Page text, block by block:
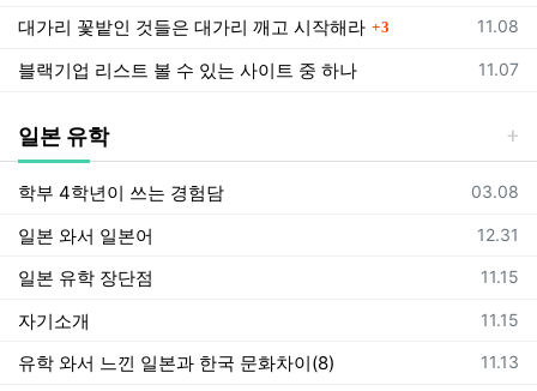
등록일
11.08
대가리 꽃밭인 것들은 대가리 깨고 시작해라 3
등록일
11.07
블랙기업 리스트 볼 수 있는 사이트 중 하나
일본 유학
등록일
03.08
학부 4학년이 쓰는 경험담
등록일
12.31
일본 와서 일본어
등록일
11.15
일본 유학 장단점
등록일
11.15
자기소개
등록일
11.13
유학 와서 느낀 일본과 한국 문화차이(8)